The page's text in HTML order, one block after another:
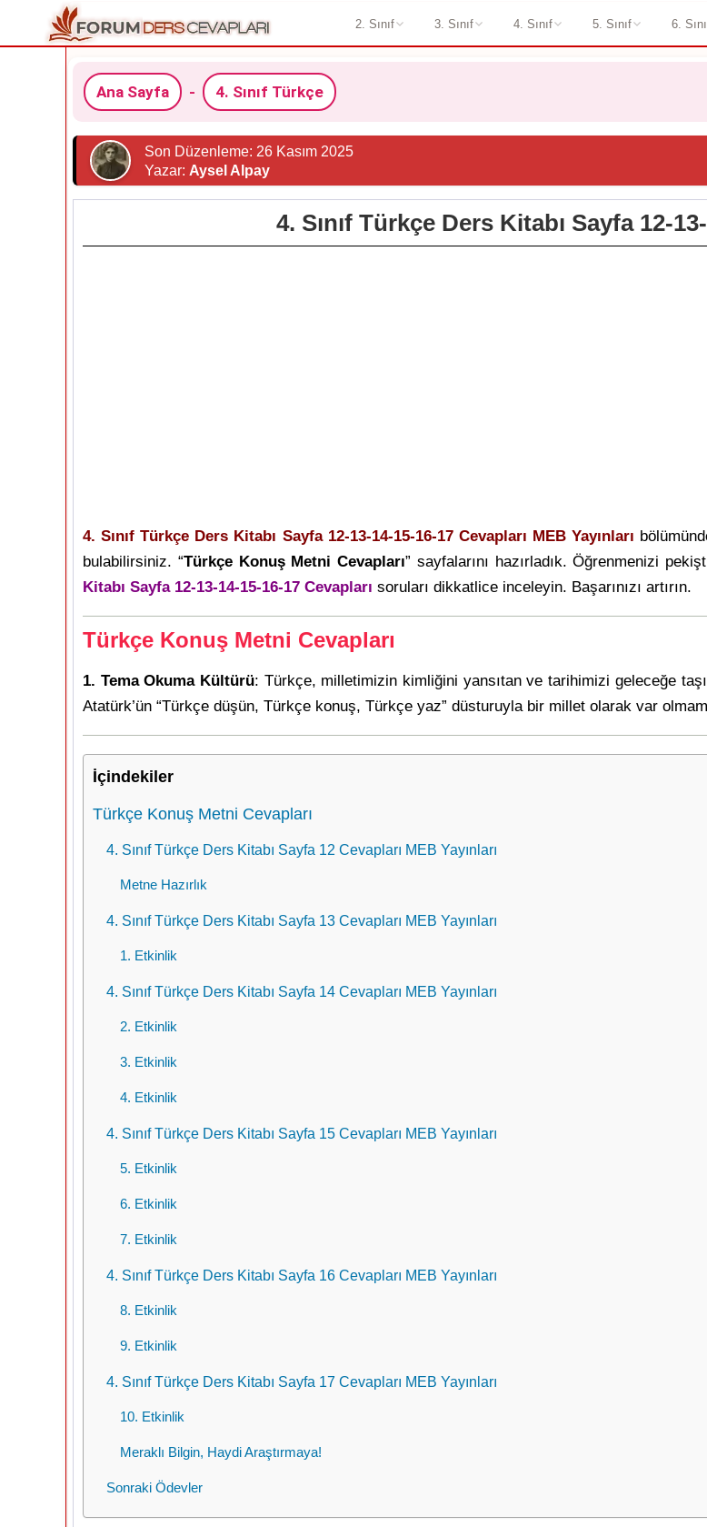
2. Sınıf 3. Sınıf 4. Sınıf 5. Sınıf 6.
Ana Sayfa - 4. Sınıf Türkçe
Son Düzenleme: 26 Kasım 2025
Yazar: Aysel Alpay
4. Sınıf Türkçe Ders Kitabı Sayfa 12-
4. Sınıf Türkçe Ders Kitabı Sayfa 12-13-14-15-16-17 Cevapları MEB Yayınları
bulabilirsiniz. “Türkçe Konuş Metni Cevapları” sayfalarını hazırladık. Öğrenmenizi
Kitabı Sayfa 12-13-14-15-16-17 Cevapları soruları dikkatlice inceleyin. Başarınızı artırın.
Türkçe Konuş Metni Cevapları
1. Tema Okuma Kültürü: Türkçe, milletimizin kimliğini yansıtan ve tarihimizi geleceğe
Atatürk’ün “Türkçe düşün, Türkçe konuş, Türkçe yaz” düsturuyla bir millet olarak var
İçindekiler
Türkçe Konuş Metni Cevapları
4. Sınıf Türkçe Ders Kitabı Sayfa 12 Cevapları MEB Yayınları
Metne Hazırlık
4. Sınıf Türkçe Ders Kitabı Sayfa 13 Cevapları MEB Yayınları
1. Etkinlik
4. Sınıf Türkçe Ders Kitabı Sayfa 14 Cevapları MEB Yayınları
2. Etkinlik
3. Etkinlik
4. Etkinlik
4. Sınıf Türkçe Ders Kitabı Sayfa 15 Cevapları MEB Yayınları
5. Etkinlik
6. Etkinlik
7. Etkinlik
4. Sınıf Türkçe Ders Kitabı Sayfa 16 Cevapları MEB Yayınları
8. Etkinlik
9. Etkinlik
4. Sınıf Türkçe Ders Kitabı Sayfa 17 Cevapları MEB Yayınları
10. Etkinlik
Meraklı Bilgin, Haydi Araştırmaya!
Sonraki Ödevler